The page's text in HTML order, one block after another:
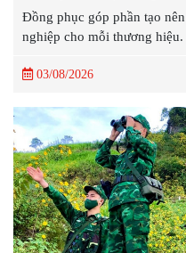
Đồng phục góp phần tạo
nghiệp cho mỗi thương
03/08/2026